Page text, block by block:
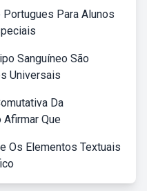
Para Alunos
Sanguíneo São
Universais
Da
Que
Os Elementos Textuais